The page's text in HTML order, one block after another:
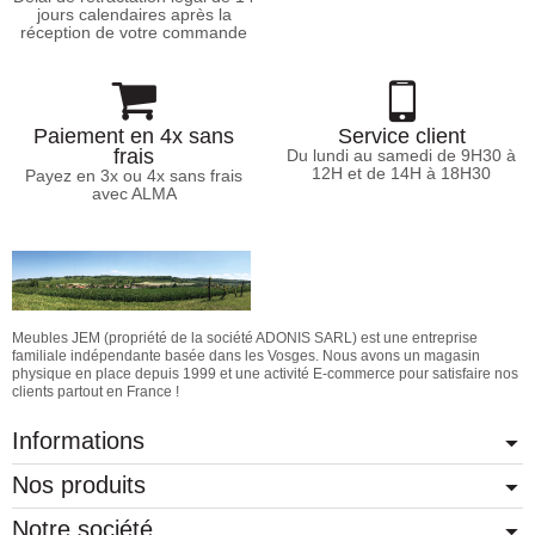
jours calendaires après la
réception de votre commande
Paiement en 4x sans
frais
Payez en 3x ou 4x sans frais
avec ALMA
Service client
Du lundi au samedi de 9H30 à
12H et de 14H à 18H30
Meubles JEM (propriété de la société ADONIS SARL) est une entreprise
familiale indépendante basée dans les Vosges. Nous avons un magasin
physique en place depuis 1999 et une activité E-commerce pour satisfaire nos
clients partout en France !
Informations
Nos produits
Notre société